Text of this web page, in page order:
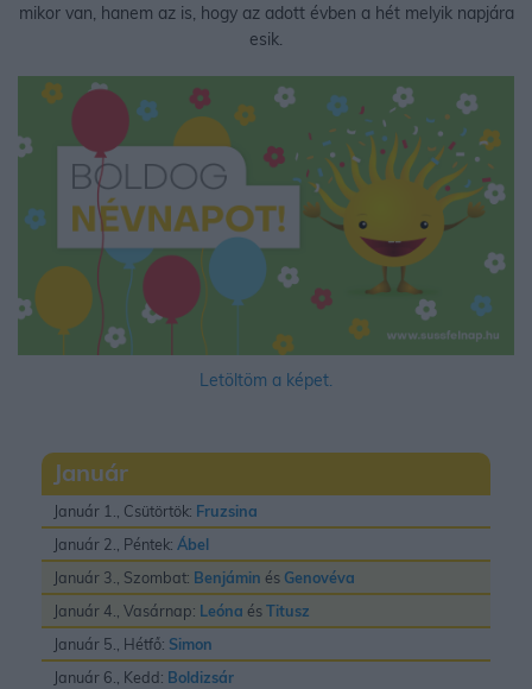
mikor van, hanem az is, hogy az adott évben a hét melyik napjára
esik.
Letöltöm a képet.
Január
Január 1., Csütörtök: Fruzsina
Január 2., Péntek: Ábel
Január 3., Szombat: Benjámin és Genovéva
Január 4., Vasárnap: Leóna ésTitusz
Január 5., Hétfő: Simon
Január 6., Kedd: Boldizsár